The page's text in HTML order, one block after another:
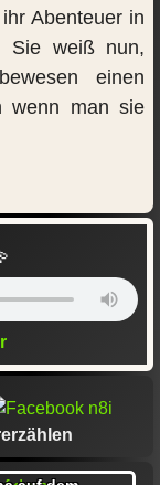
Abenteuer in
Sie weiß nun,
einen
wenn man sie